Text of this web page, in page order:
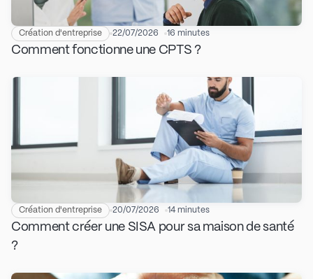
Création d'entreprise 22/07/2026 16 minutes
Comment fonctionne une CPTS ?
Création d'entreprise 20/07/2026 14 minutes
Comment créer une SISA pour sa maison de santé
?